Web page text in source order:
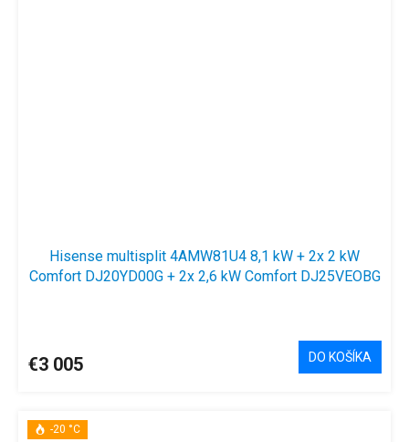
Hisense multisplit 4AMW81U4 8,1 kW + 2x 2 kW
Comfort DJ20YD00G + 2x 2,6 kW Comfort DJ25VEOBG
€3 005 DO KOŠÍKA
-20 °C